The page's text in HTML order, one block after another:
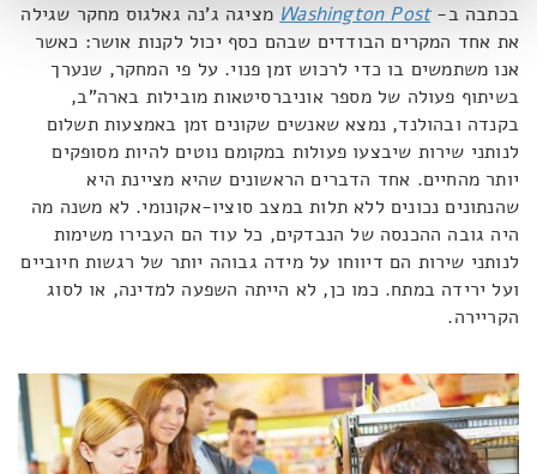
בכתבה ב-Washington Post מציגה ג'נה גאלגוס מחקר שגילה
את אחד המקרים הבודדים שבהם כסף יכול לקנות אושר: כאשר
אנו משתמשים בו כדי לרכוש זמן פנוי. על פי המחקר, שנערך
בשיתוף פעולה של מספר אוניברסיטאות מובילות בארה"ב,
בקנדה ובהולנד, נמצא שאנשים שקונים זמן באמצעות תשלום
לנותני שירות שיבצעו פעולות במקומם נוטים להיות מסופקים
יותר מהחיים. אחד הדברים הראשונים שהיא מציינת היא
שהנתונים נכונים ללא תלות במצב סוציו-אקונומי. לא משנה מה
היה גובה ההכנסה של הנבדקים, כל עוד הם העבירו משימות
לנותני שירות הם דיווחו על מידה גבוהה יותר של רגשות חיוביים
ועל ירידה במתח. כמו כן, לא הייתה השפעה למדינה, או לסוג
הקריירה.